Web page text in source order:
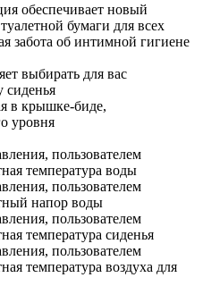
обеспечивает новый
бумаги для всех
забота об интимной гигиене
выбирать для вас
сиденья
в крышке-биде,
уровня
пользователем
температура воды
пользователем
напор воды
пользователем
температура сиденья
пользователем
температура воздуха для